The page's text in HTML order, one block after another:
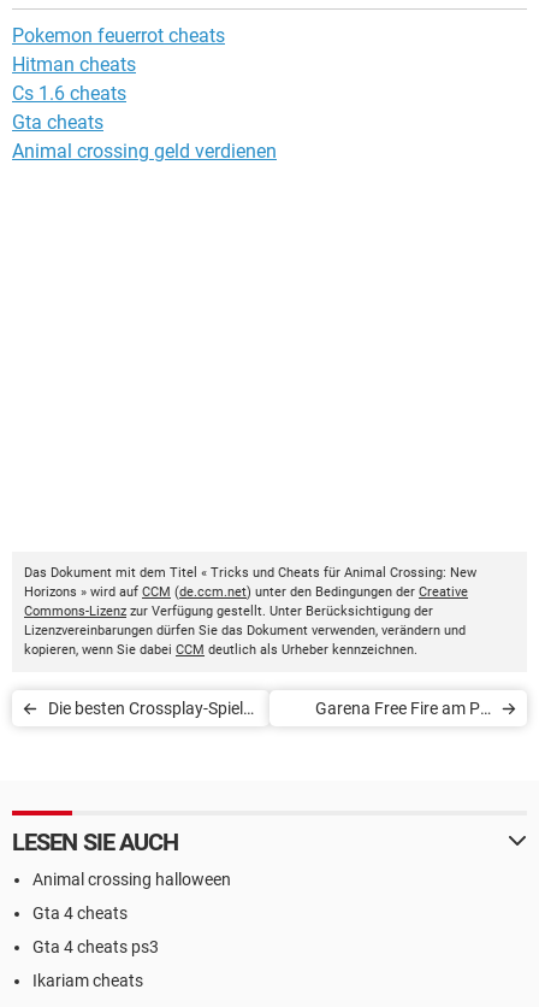
Pokemon feuerrot cheats
Hitman cheats
Cs 1.6 cheats
Gta cheats
Animal crossing geld verdienen
Das Dokument mit dem Titel « Tricks und Cheats für Animal Crossing: New
Horizons » wird auf CCM (de.ccm.net) unter den Bedingungen der Creative
Commons-Lizenz zur Verfügung gestellt. Unter Berücksichtigung der
Lizenzvereinbarungen dürfen Sie das Dokument verwenden, verändern und
kopieren, wenn Sie dabei CCM deutlich als Urheber kennzeichnen.
Die besten Crossplay-Spiele
Garena Free Fire am PC
LESEN SIE AUCH
Animal crossing halloween
Gta 4 cheats
Gta 4 cheats ps3
Ikariam cheats